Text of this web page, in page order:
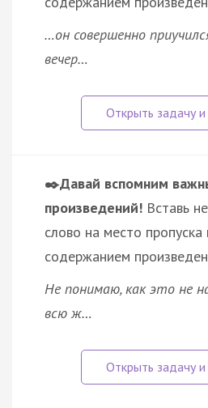
…он совершенно
вечер…
✒️Давай вспомним
произведений! Вставь
слово на место пропуска
содержанием
Не понимаю, как это не
всю ж…